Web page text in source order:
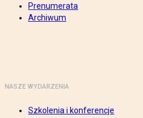
Prenumerata
Archiwum
NASZE WYDARZENIA
Szkolenia i konferencje